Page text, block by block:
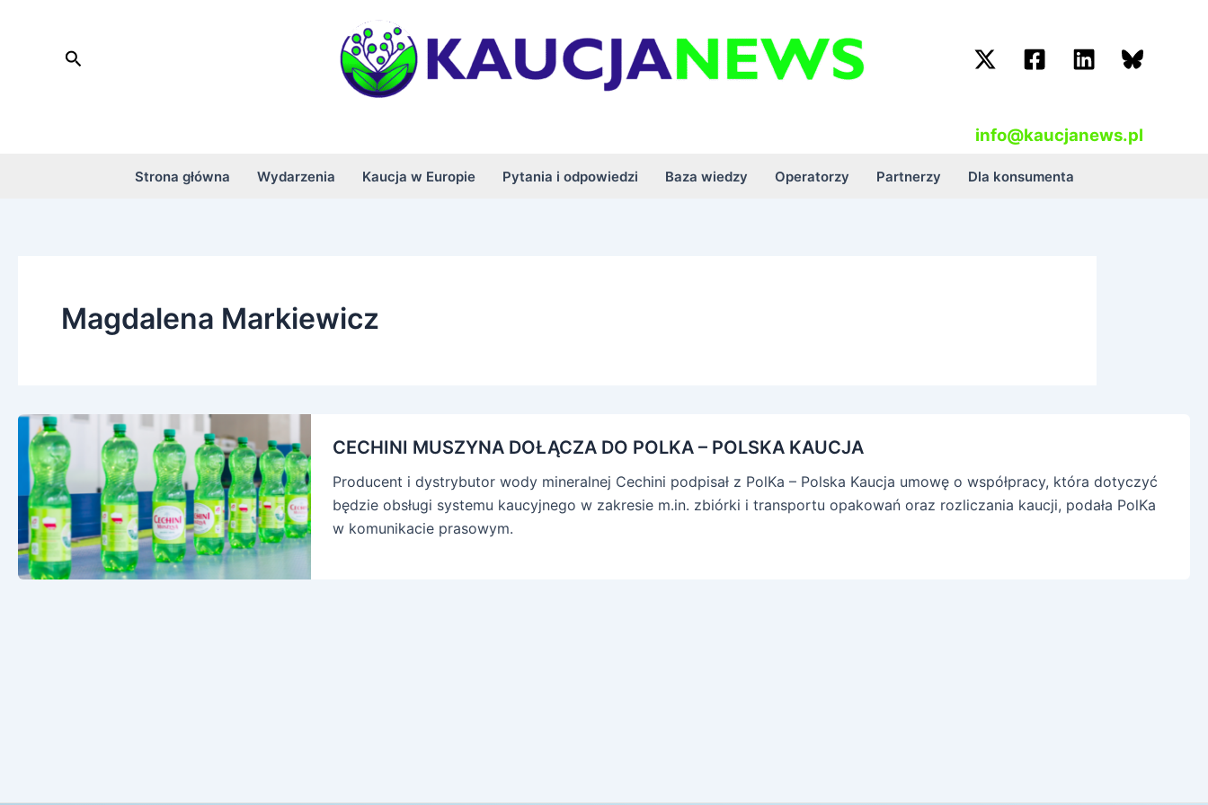
Search
info@kaucjanews.pl
Strona główna Wydarzenia Kaucja w Europie Pytania i odpowiedzi Baza wiedzy Operatorzy Partnerzy Dla konsumenta
Magdalena Markiewicz
CECHINI MUSZYNA DOŁĄCZA DO POLKA – POLSKA KAUCJA
Producent i dystrybutor wody mineralnej Cechini podpisał z PolKa – Polska Kaucja umowę o współpracy, która dotyczyć
będzie obsługi systemu kaucyjnego w zakresie m.in. zbiórki i transportu opakowań oraz rozliczania kaucji, podała PolKa
w komunikacie prasowym.